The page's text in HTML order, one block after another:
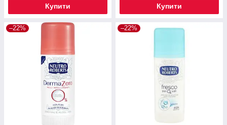
Купити Купити
–22% –22%